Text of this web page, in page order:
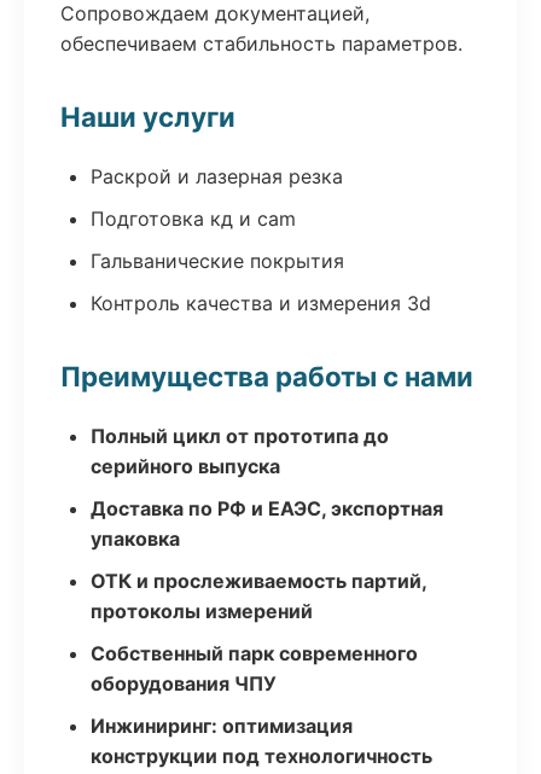
Сопровождаем документацией,
обеспечиваем стабильность параметров.
Наши услуги
Раскрой и лазерная резка
Подготовка кд и cam
Гальванические покрытия
Контроль качества и измерения 3d
Преимущества работы с нами
Полный цикл от прототипа до
серийного выпуска
Доставка по РФ и ЕАЭС, экспортная
упаковка
ОТК и прослеживаемость партий,
протоколы измерений
Собственный парк современного
оборудования ЧПУ
Инжиниринг: оптимизация
конструкции под технологичность